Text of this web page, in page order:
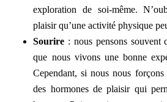
exploration de soi-même.
plaisir qu’une activité physique
Sourire : nous pensons souvent
que nous vivons une bonne
Cependant, si nous nous
des hormones de plaisir qui